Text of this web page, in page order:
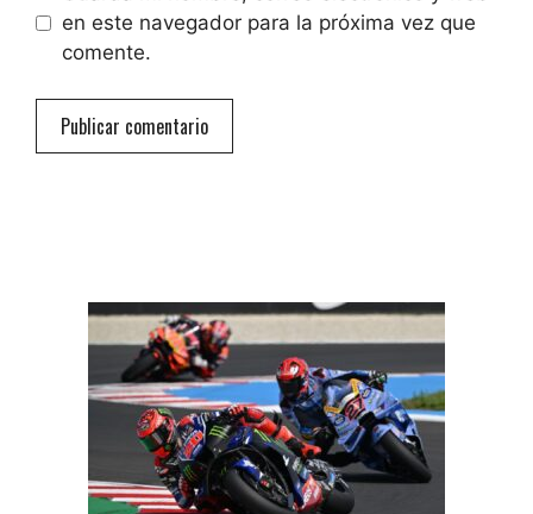
en este navegador para la próxima vez que
comente.